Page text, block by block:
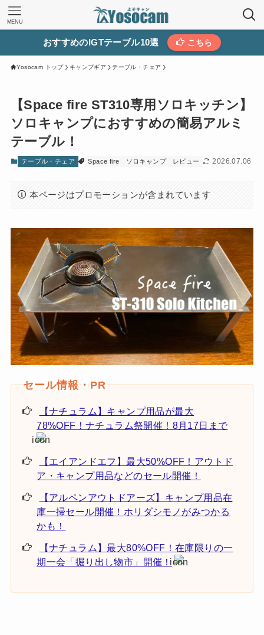
MENU
おすすめのIGTテーブル10選 こちら
Yosocam トップ キャンプギア テーブル・チェア
【Space fire ST310専用ソロキッチン】
ソロキャンプにおすすめの簡易アルミ
テーブル！
テーブル・チェア Space fire ソロキャンプ レビュー 2026.07.06
本ページはプロモーションが含まれています
【ナチュラム】キャンプ用品が最大
78%OFF！ナチュラム祭開催！8月17日まで
【エイアンドエフ】最大50%OFF！アウトド
ア・キャンプ用品などのセール開催！
【アルペンアウトドアーズ】キャンプ用品在
庫一掃セール開催！ホリダシモノがみつかる
かも！
【ナチュラム】最大80%OFF！在庫限りの一
期一会「掘り出し物市」開催！